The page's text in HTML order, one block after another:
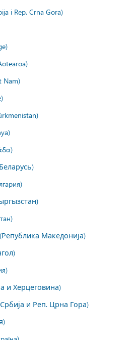
i Rep. Crna Gora)
Nam)
Македонија)
и Херцеговина)
и Реп. Црна Гора)